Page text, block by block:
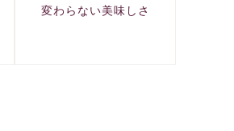
変わらない美味しさ